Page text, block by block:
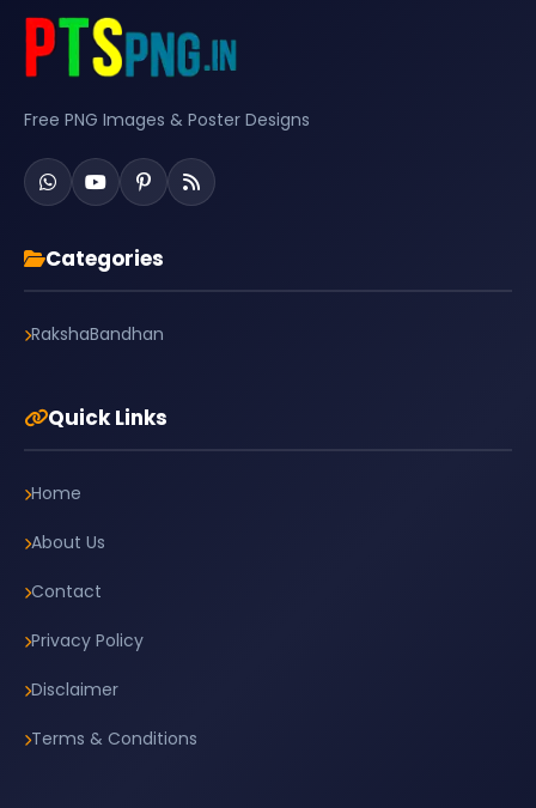
Free PNG Images & Poster Designs
Categories
RakshaBandhan
Quick Links
Home
About Us
Contact
Privacy Policy
Disclaimer
Terms & Conditions